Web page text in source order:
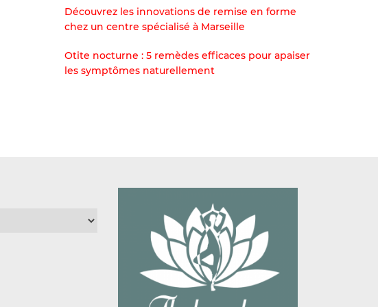
Découvrez les innovations de remise en forme
chez un centre spécialisé à Marseille
Otite nocturne : 5 remèdes efficaces pour apaiser
les symptômes naturellement